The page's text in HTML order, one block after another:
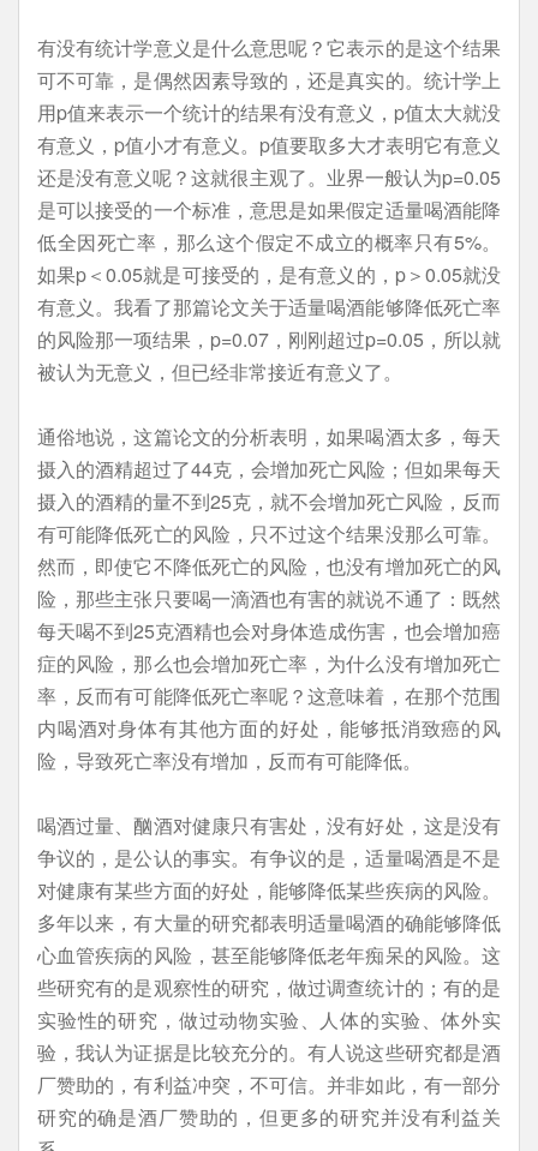
有没有统计学意义是什么意思呢？它表示的是这个结果
可不可靠，是偶然因素导致的，还是真实的。统计学上
用p值来表示一个统计的结果有没有意义，p值太大就没
有意义，p值小才有意义。p值要取多大才表明它有意义
还是没有意义呢？这就很主观了。业界一般认为p=0.05
是可以接受的一个标准，意思是如果假定适量喝酒能降
低全因死亡率，那么这个假定不成立的概率只有5%。
如果p＜0.05就是可接受的，是有意义的，p＞0.05就没
有意义。我看了那篇论文关于适量喝酒能够降低死亡率
的风险那一项结果，p=0.07，刚刚超过p=0.05，所以就
被认为无意义，但已经非常接近有意义了。
通俗地说，这篇论文的分析表明，如果喝酒太多，每天
摄入的酒精超过了44克，会增加死亡风险；但如果每天
摄入的酒精的量不到25克，就不会增加死亡风险，反而
有可能降低死亡的风险，只不过这个结果没那么可靠。
然而，即使它不降低死亡的风险，也没有增加死亡的风
险，那些主张只要喝一滴酒也有害的就说不通了：既然
每天喝不到25克酒精也会对身体造成伤害，也会增加癌
症的风险，那么也会增加死亡率，为什么没有增加死亡
率，反而有可能降低死亡率呢？这意味着，在那个范围
内喝酒对身体有其他方面的好处，能够抵消致癌的风
险，导致死亡率没有增加，反而有可能降低。
喝酒过量、酗酒对健康只有害处，没有好处，这是没有
争议的，是公认的事实。有争议的是，适量喝酒是不是
对健康有某些方面的好处，能够降低某些疾病的风险。
多年以来，有大量的研究都表明适量喝酒的确能够降低
心血管疾病的风险，甚至能够降低老年痴呆的风险。这
些研究有的是观察性的研究，做过调查统计的；有的是
实验性的研究，做过动物实验、人体的实验、体外实
验，我认为证据是比较充分的。有人说这些研究都是酒
厂赞助的，有利益冲突，不可信。并非如此，有一部分
研究的确是酒厂赞助的，但更多的研究并没有利益关